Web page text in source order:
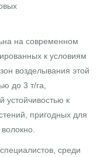
на современном
к условиям
возделывания этой
до 3 т/га,
устойчивостью к
пригодных для
среди